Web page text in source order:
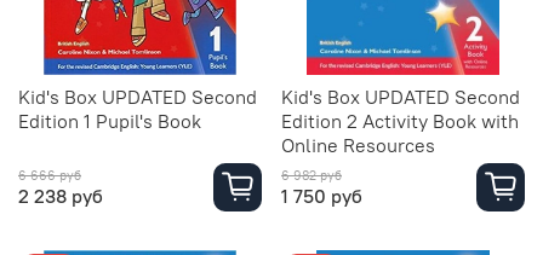
Kid's Box UPDATED Second
Edition 1 Pupil's Book
6 666 руб
2 238 руб
Kid's Box UPDATED Second
Edition 2 Activity Book with
Online Resources
6 982 руб
1 750 руб